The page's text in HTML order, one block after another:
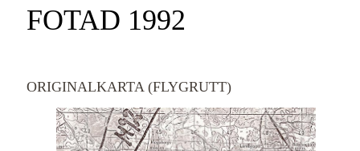
FOTAD 1992
ORIGINALKARTA (FLYGRUTT)